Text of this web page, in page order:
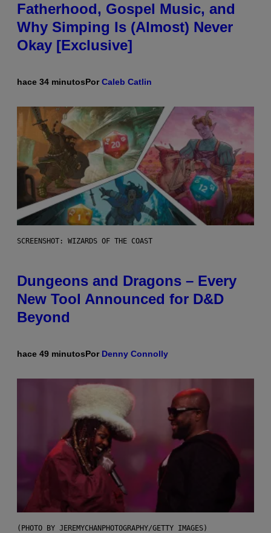
Fatherhood, Gospel Music, and
Why Simping Is (Almost) Never
Okay [Exclusive]
hace 34 minutosPorCaleb Catlin
SCREENSHOT: WIZARDS OF THE COAST
Dungeons and Dragons – Every
New Tool Announced for D&D
Beyond
hace 49 minutosPor Denny Connolly
(PHOTO BY JEREMYCHANPHOTOGRAPHY/GETTY IMAGES)